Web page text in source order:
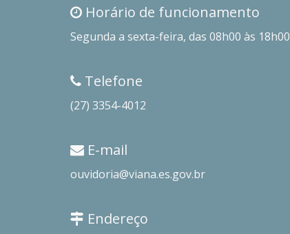
Horário de funcionamento
Segunda a sexta-feira, das 08h00 às 18h00
Telefone
(27) 3354-4012
E-mail
ouvidoria@viana.es.gov.br
Endereço